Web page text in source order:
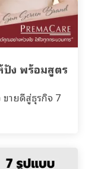
ง พร้อมสูตร
ายดีสู่ธุรกิจ 7